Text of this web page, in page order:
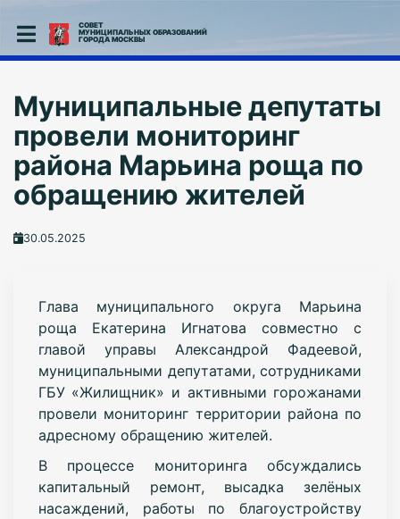
СОВЕТ
МУНИЦИПАЛЬНЫХ ОБРАЗОВАНИЙ
ГОРОДА МОСКВЫ
Муниципальные депутаты
провели мониторинг
района Марьина роща по
обращению жителей
30.05.2025
Глава муниципального округа Марьина
роща Екатерина Игнатова совместно с
главой управы Александрой Фадеевой,
муниципальными депутатами, сотрудниками
ГБУ «Жилищник» и активными горожанами
провели мониторинг территории района по
адресному обращению жителей.
В процессе мониторинга обсуждались
капитальный ремонт, высадка зелёных
насаждений, работы по благоустройству